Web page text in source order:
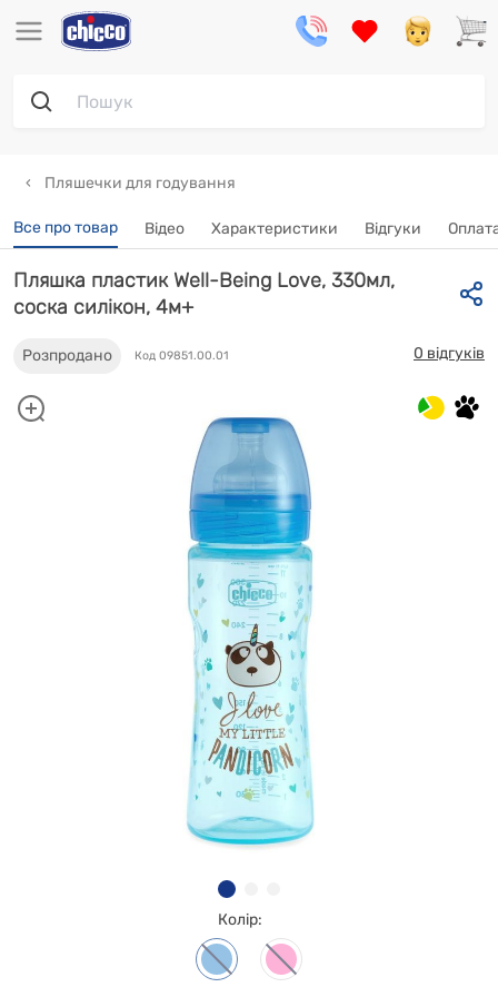
Пляшечки для годування
Все про товар Відео Характеристики Відгуки
Пляшка пластик Well-Being Love, 330мл,
соска силікон, 4м+
Розпродано Код 09851.00.01 0 відгуків
Колір: